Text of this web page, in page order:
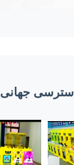
جهانی